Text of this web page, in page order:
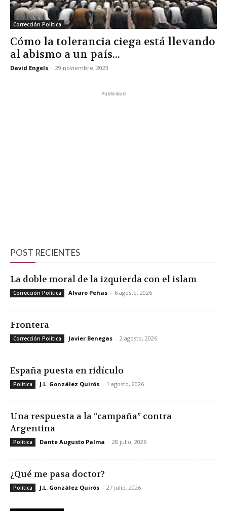
Corrección Política
Cómo la tolerancia ciega está llevando
al abismo a un país...
David Engels - 29 noviembre, 2023
Publicidad
POST RECIENTES
La doble moral de la izquierda con el islam
Corrección Política Álvaro Peñas - 6 agosto, 2026
Frontera
Corrección Política Javier Benegas - 2 agosto, 2026
España puesta en ridículo
Política J.L. González Quirós - 1 agosto, 2026
Una respuesta a la “campaña” contra
Argentina
Política Dante Augusto Palma - 28 julio, 2026
¿Qué me pasa doctor?
Política J.L. González Quirós - 27 julio, 2026